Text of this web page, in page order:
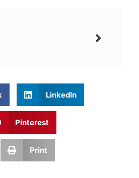
LinkedIn
Pinterest
Print